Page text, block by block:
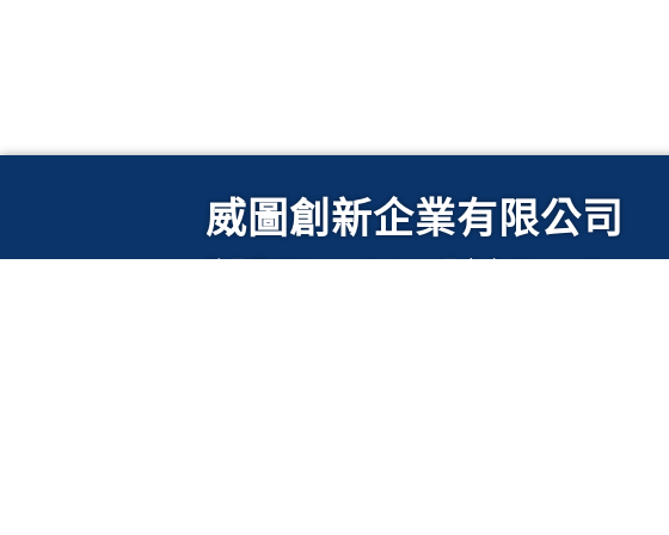
威圖創新企業有限公司
矽晶圓(Silicon Wafer)/晶舟盒(Wafer Carrier)